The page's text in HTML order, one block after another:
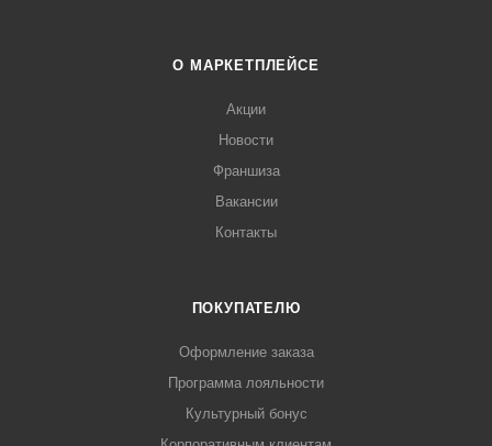
О МАРКЕТПЛЕЙСЕ
Акции
Новости
Франшиза
Вакансии
Контакты
ПОКУПАТЕЛЮ
Оформление заказа
Программа лояльности
Культурный бонус